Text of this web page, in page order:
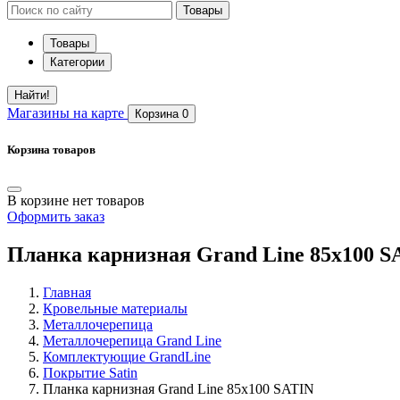
Товары
Товары
Категории
Найти!
Магазины на карте Корзина 0
Корзина товаров
В корзине нет товаров
Оформить заказ
Планка карнизная Grand Line 85х100
Главная
Кровельные материалы
Металлочерепица
Металлочерепица Grand Line
Комплектующие GrandLine
Покрытие Satin
Планка карнизная Grand Line 85х100 SATIN